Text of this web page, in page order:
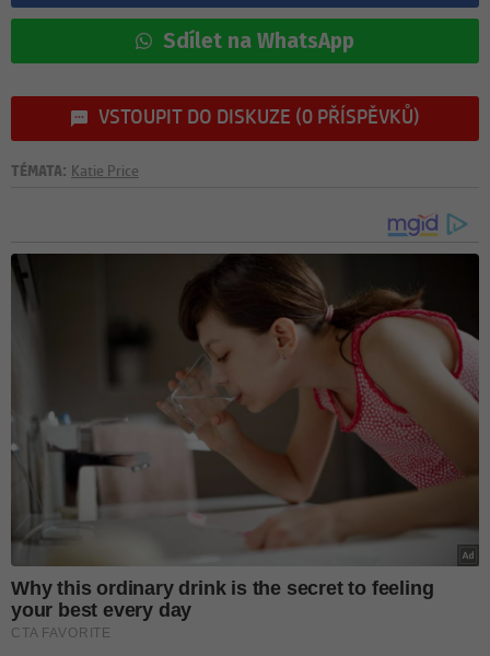
Sdílet na WhatsApp
VSTOUPIT DO DISKUZE (0 PŘÍSPĚVKŮ)
TÉMATA: Katie Price